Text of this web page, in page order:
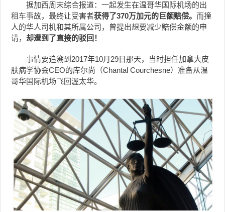
据加西周末综合报道：一起发生在温哥华国际机场的出
租车事故，最终让受害者获得了370万加元的巨额赔偿。而撞
人的华人司机和其所属公司，曾提出想要减少赔偿金额的申
请，却遭到了直接的驳回！
事情要追溯到2017年10月29日那天，当时担任加拿大皮
肤病学协会CEO的库尔尚（Chantal Courchesne）准备从温
哥华国际机场飞回渥太华。